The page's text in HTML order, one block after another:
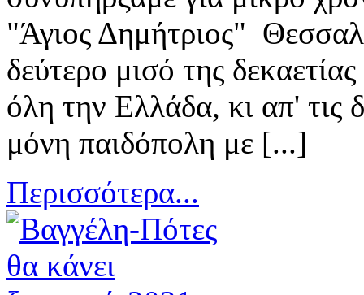
"Άγιος Δημήτριος"
δεύτερο μισό της
όλη την Ελλάδα, κι απ' τις
μόνη παιδόπολη με [...]
Περισσότερα...